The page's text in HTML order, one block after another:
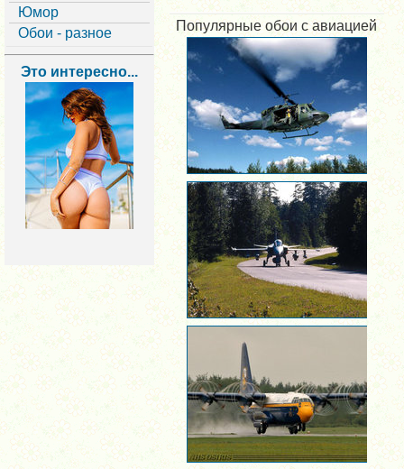
Юмор
Обои - разное
Это интересно...
Популярные обои с авиацией